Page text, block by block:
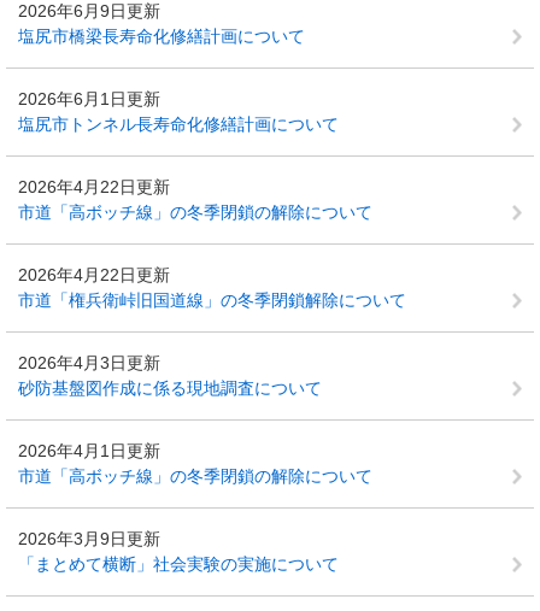
2026年6月9日更新
塩尻市橋梁長寿命化修繕計画について
2026年6月1日更新
塩尻市トンネル長寿命化修繕計画について
2026年4月22日更新
市道「高ボッチ線」の冬季閉鎖の解除について
2026年4月22日更新
市道「権兵衛峠旧国道線」の冬季閉鎖解除について
2026年4月3日更新
砂防基盤図作成に係る現地調査について
2026年4月1日更新
市道「高ボッチ線」の冬季閉鎖の解除について
2026年3月9日更新
「まとめて横断」社会実験の実施について